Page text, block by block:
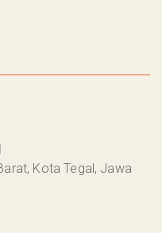
Kota Tegal, Jawa